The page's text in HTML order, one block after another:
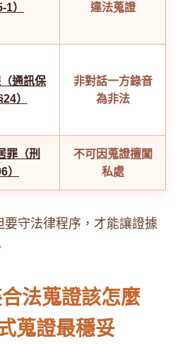
1） 違法蒐證
通訊保
）
非對話一方錄音
為非法
罪（刑
）
不可因蒐證擅闖
私處
守法律程序，才能讓證據
法蒐證該怎麼
蒐證最穩妥